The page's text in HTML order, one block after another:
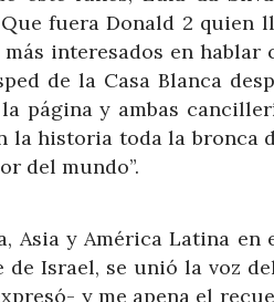
fuera Donald 2 quien
interesados en hablar
de la Casa Blanca
página y ambas
la historia toda la bronca
del mundo”.
Asia y América Latina en
Israel, se unió la voz
y me apena el